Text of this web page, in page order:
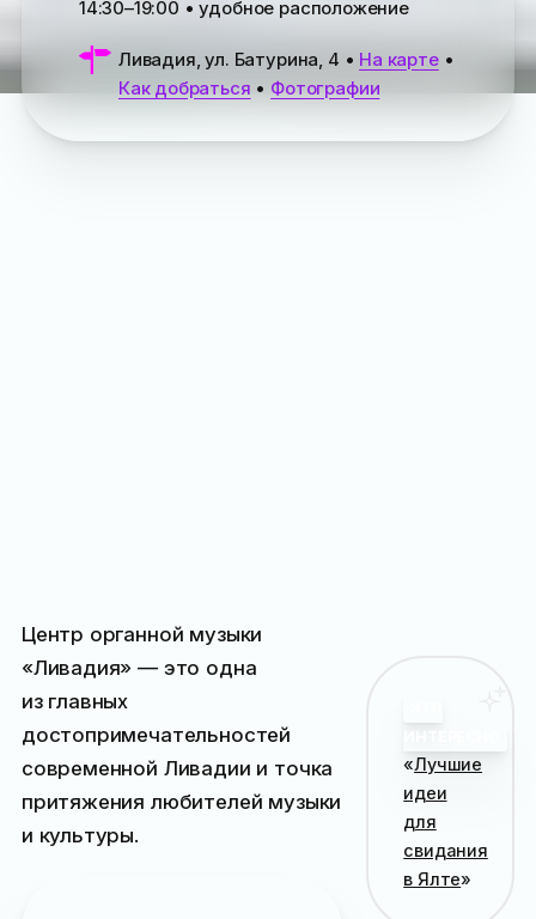
14:30–19:00 • удобное расположение
Ливадия, ул. Батурина, 4 • На карте•
Как добраться • Фотографии
Центр органной музыки
«Ливадия» — это одна
из главных
достопримечательностей
современной Ливадии и точка
притяжения любителей музыки
и культуры.
«Лучшие
идеи
для
свидания
в Ялте»